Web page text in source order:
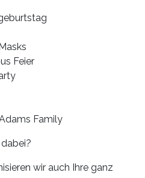
Feier
Family
wir auch Ihre ganz